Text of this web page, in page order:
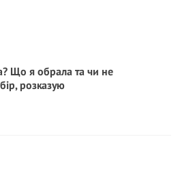
Що я обрала та чи не
розказую